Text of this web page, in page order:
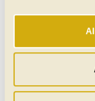
Website und sind
„Statistik“ und
Besuch so
"Auswahl
Das Fahrwerk